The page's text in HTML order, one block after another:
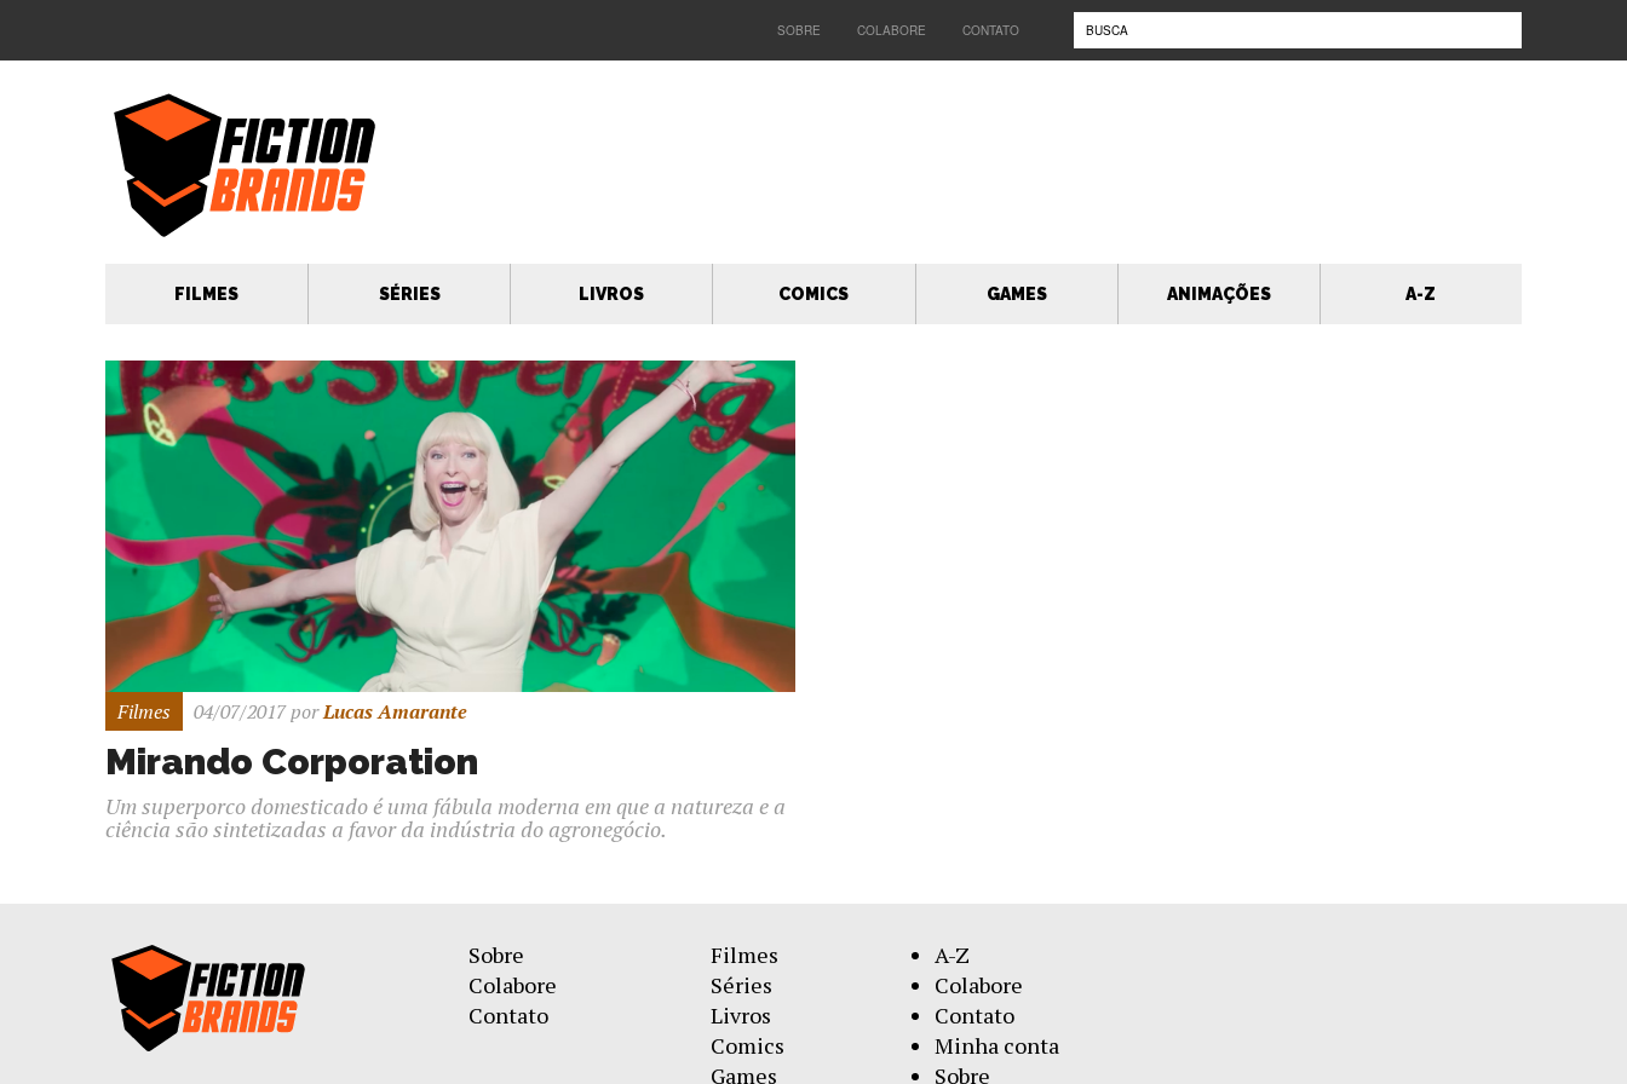
SOBRE COLABORE CONTATO
FILMES SÉRIES LIVROS COMICS GAMES ANIMAÇÕES A-Z
Filmes 04/07/2017porLucas Amarante
Mirando Corporation
Um superporco domesticado é uma fábula moderna em que a natureza e a
ciência são sintetizadas a favor da indústria do agronegócio.
Sobre
Colabore
Contato
Filmes
Séries
Livros
Comics
Games
A-Z
Colabore
Contato
Minha conta
Sobre